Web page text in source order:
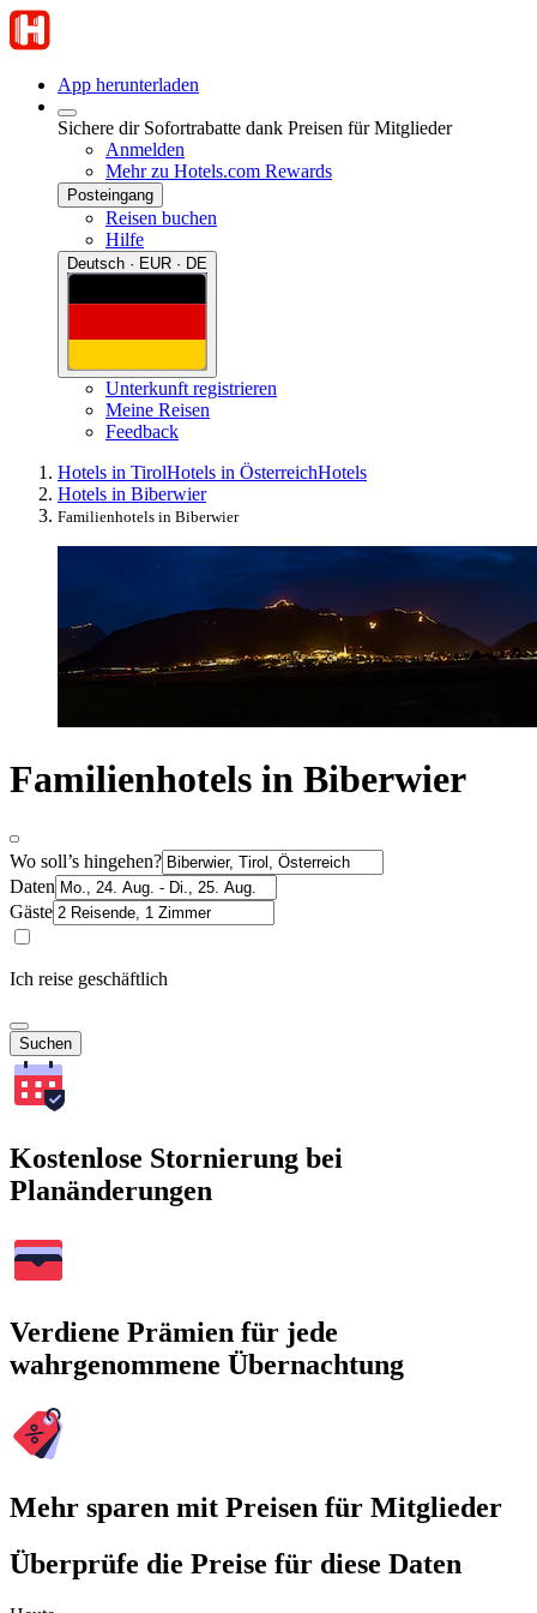
App herunterladen
Sichere dir Sofortrabatte dank Preisen für Mitglieder
Anmelden
Mehr zu Hotels.com Rewards
Posteingang
Reisen buchen
Hilfe
Deutsch · EUR · DE
Unterkunft registrieren
Meine Reisen
Feedback
Hotels in TirolHotels in ÖsterreichHotels
Hotels in Biberwier
Familienhotels in Biberwier
Familienhotels in Biberwier
Wo soll’s hingehen?
Daten
Gäste
Ich reise geschäftlich
Suchen
Kostenlose Stornierung bei
Planänderungen
Verdiene Prämien für jede
wahrgenommene Übernachtung
Mehr sparen mit Preisen für Mitglieder
Überprüfe die Preise für diese Daten